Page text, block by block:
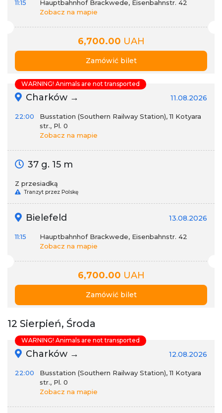
11:15
Hauptbahnhof Brackwede, Eisenbahnstr. 42
Zobacz na mapie
6,700.00 UAH
Zamówić bilet
Charków → 11.08.2026
22:00
Busstation (Southern Railway Station), 11 Kotyara
str., Pl. 0
Zobacz na mapie
37 g. 15 m
Z przesiadką
Tranzyt przez Polskę
Bielefeld 13.08.2026
11:15
Hauptbahnhof Brackwede, Eisenbahnstr. 42
Zobacz na mapie
6,700.00 UAH
Zamówić bilet
WARNING! Animals are not transported
12 Sierpień, Środa
Charków → 12.08.2026
22:00
Busstation (Southern Railway Station), 11 Kotyara
str., Pl. 0
Zobacz na mapie
WARNING! Animals are not transported